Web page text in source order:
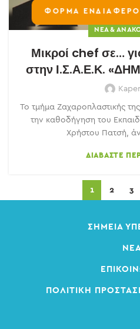
ΦΟΡΜΑ
ΝΈΑ &
Μικροί chef σε…
στην Ι.Σ.Α.Ε.Κ.
Το τμήμα Ζαχαροπλαστικής
την καθοδήγηση του
Χρήστου Πατσή,
ΔΙΑΒΆΣΤΕ
1 2 3
ΣΗΜΕΊΑ
ΝΈΑ
ΠΟΛΙΤΙΚΉ